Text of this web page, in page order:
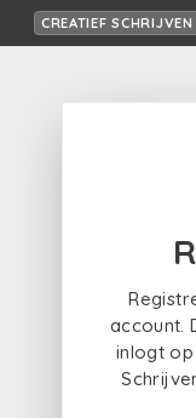
CREATIEF
account.
inlogt